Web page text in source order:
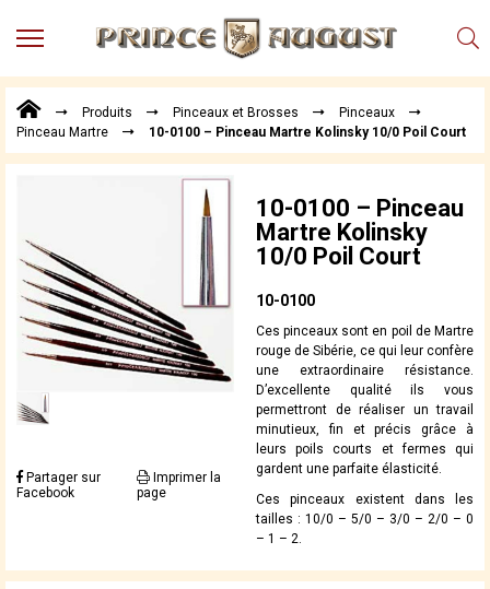
MENU
Points
de
Vente
Téléchargements
Techniques,
trucs et
astuces
Produits Pinceaux et Brosses
Pinceaux
Pinceau Martre
10-0100 – Pinceau Martre Kolinsky 10/0 Poil Court
Partager sur
Facebook
Imprimer la
page
10-0100 – Pinceau
Martre Kolinsky
10/0 Poil Court
10-0100
Ces pinceaux sont en poil de Martre
rouge de Sibérie, ce qui leur confère
une extraordinaire résistance.
D’excellente qualité ils vous
permettront de réaliser un travail
minutieux, fin et précis grâce à
leurs poils courts et fermes qui
gardent une parfaite élasticité.
Ces pinceaux existent dans les
tailles : 10/0 – 5/0 – 3/0 – 2/0 – 0
– 1 – 2.